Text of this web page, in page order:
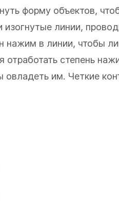
форму объектов,
линии,
нажим в линии, чтобы
отработать степень
им. Четкие